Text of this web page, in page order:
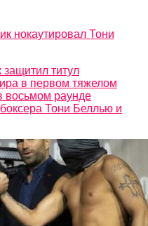
нокаутировал Тони
защитил титул
в первом тяжелом
восьмом раунде
Тони Беллью и